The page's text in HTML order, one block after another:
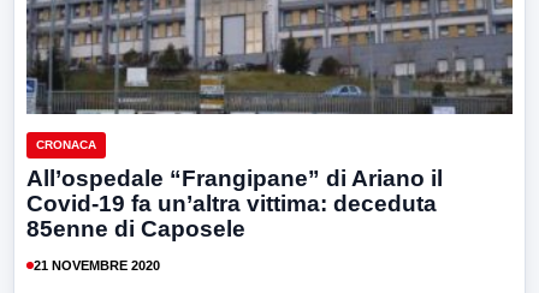
CRONACA
All’ospedale “Frangipane” di Ariano il
Covid-19 fa un’altra vittima: deceduta
85enne di Caposele
21 NOVEMBRE 2020